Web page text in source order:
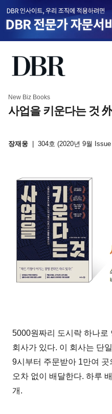
New Biz Books
사업을 키운다는 것 外
장재웅 304호 (2020년 9월
5000원짜리 도시락 하나로
회사가 있다. 이 회사는 단
9시부터 주문받아 1만여 곳
오차 없이 배달한다. 하루
개.